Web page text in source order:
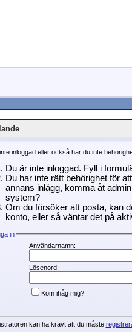
inloggad eller också har du inte
Du är inte inloggad. Fyll i
Du har inte rätt behörighet för
annans inlägg, komma åt
system?
Om du försöker att posta, kan
konto, eller så väntar det på
in
Användarnamn:
Lösenord:
Kom ihåg mig?
kan ha krävt att du måste